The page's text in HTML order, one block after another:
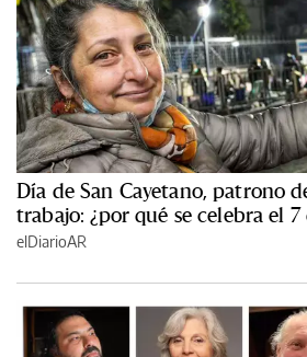
Día de San Cayetano, patrono
trabajo: ¿por qué se celebra el 7
elDiarioAR